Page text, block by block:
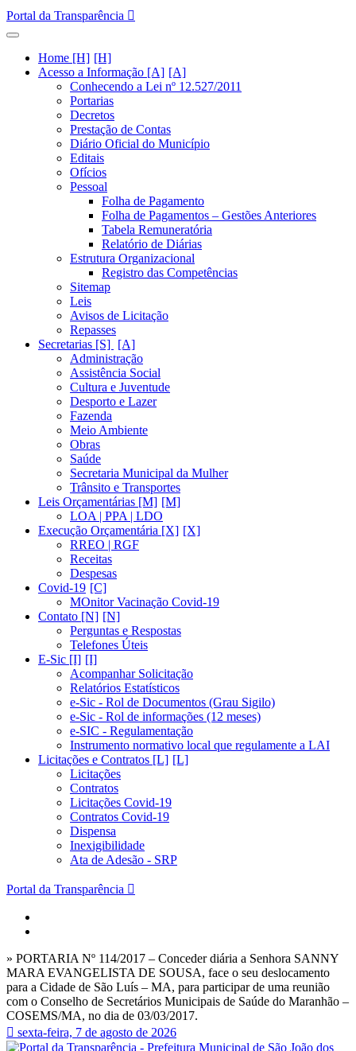
Portal da Transparência
Home [H]
Acesso a Informação [A]
Conhecendo a Lei nº 12.527/2011
Portarias
Decretos
Prestação de Contas
Diário Oficial do Município
Editais
Ofícios
Pessoal
Folha de Pagamento
Folha de Pagamentos – Gestões Anteriores
Tabela Remuneratória
Relatório de Diárias
Estrutura Organizacional
Registro das Competências
Sitemap
Leis
Avisos de Licitação
Repasses
Secretarias [S]
Administração
Assistência Social
Cultura e Juventude
Desporto e Lazer
Fazenda
Meio Ambiente
Obras
Saúde
Secretaria Municipal da Mulher
Trânsito e Transportes
Leis Orçamentárias [M]
LOA | PPA | LDO
Execução Orçamentária [X]
RREO | RGF
Receitas
Despesas
Covid-19
MOnitor Vacinação Covid-19
Contato [N]
Perguntas e Respostas
Telefones Úteis
E-Sic [I]
Acompanhar Solicitação
Relatórios Estatísticos
e-Sic - Rol de Documentos (Grau Sigilo)
e-Sic - Rol de informações (12 meses)
e-SIC - Regulamentação
Instrumento normativo local que regulamente a LAI
Licitações e Contratos [L]
Licitações
Contratos
Licitações Covid-19
Contratos Covid-19
Dispensa
Inexigibilidade
Ata de Adesão - SRP
Portal da Transparência
» PORTARIA Nº 114/2017 – Conceder diária a Senhora SANNY
MARA EVANGELISTA DE SOUSA, face o seu deslocamento
para a Cidade de São Luís – MA, para participar de uma reunião
com o Conselho de Secretários Municipais de Saúde do Maranhão –
COSEMS/MA, no dia de 03/03/2017.
sexta-feira, 7 de agosto de 2026